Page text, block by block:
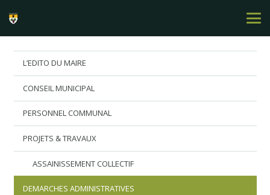
L’EDITO DU MAIRE
CONSEIL MUNICIPAL
PERSONNEL COMMUNAL
PROJETS & TRAVAUX
ASSAINISSEMENT COLLECTIF
DEMARCHES ADMINISTRATIVES